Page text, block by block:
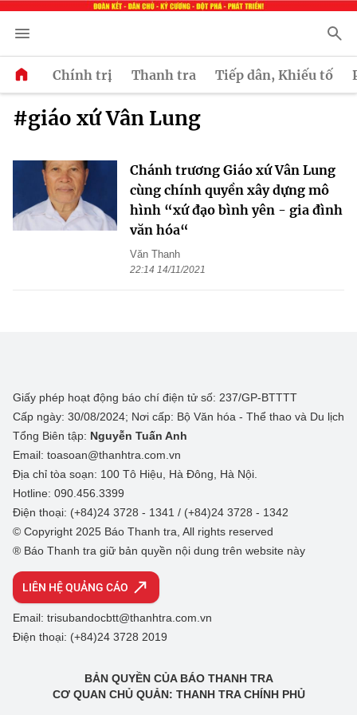
Chính trị Thanh tra Tiếp dân, Khiếu tố
#giáo xứ Vân Lung
Chánh trương Giáo xứ Vân Lung
cùng chính quyền xây dựng mô
hình “xứ đạo bình yên - gia đình
văn hóa“
Văn Thanh
22:14 14/11/2021
Giấy phép hoạt động báo chí điện tử số: 237/GP-BTTTT
Cấp ngày: 30/08/2024; Nơi cấp: Bộ Văn hóa - Thể thao và Du lịch
Tổng Biên tập: Nguyễn Tuấn Anh
Email: toasoan@thanhtra.com.vn
Địa chỉ tòa soạn: 100 Tô Hiệu, Hà Đông, Hà Nội.
Hotline: 090.456.3399
Điện thoại: (+84)24 3728 - 1341 / (+84)24 3728 - 1342
© Copyright 2025 Báo Thanh tra, All rights reserved
® Báo Thanh tra giữ bản quyền nội dung trên website này
LIÊN HỆ QUẢNG CÁO
Email: trisubandocbtt@thanhtra.com.vn
Điện thoại: (+84)24 3728 2019
BẢN QUYỀN CỦA BÁO THANH TRA
CƠ QUAN CHỦ QUẢN: THANH TRA CHÍNH PHỦ